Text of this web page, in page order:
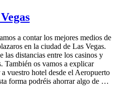
a contar los mejores medios de
en la ciudad de Las Vegas.
las distancias entre los casinos y
También os vamos a explicar
vuestro hotel desde el Aeropuerto
forma podréis ahorrar algo de …